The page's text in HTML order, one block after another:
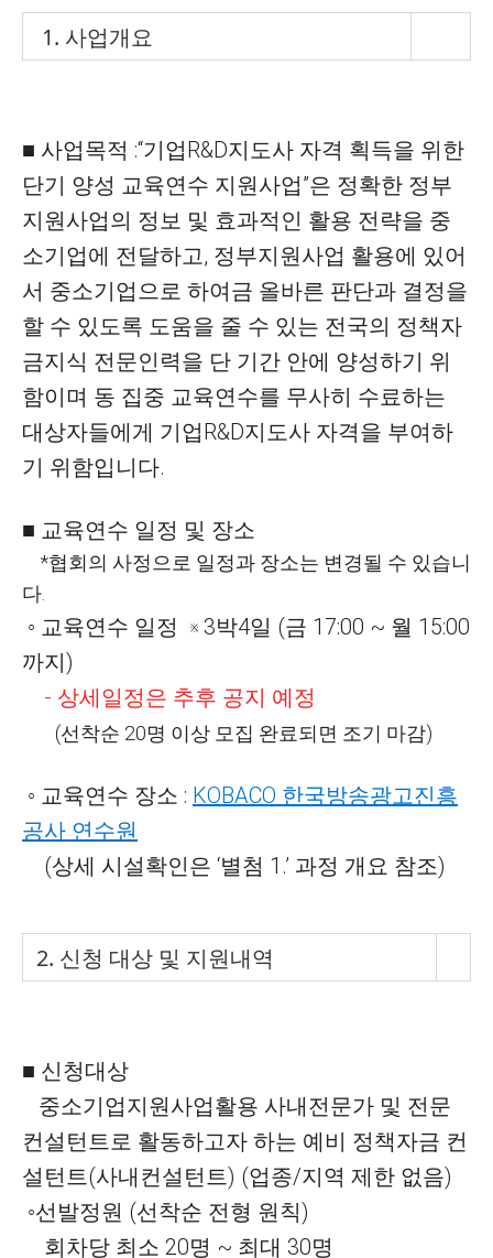
1. 사업개요
■ 사업목적 :“기업R&D지도사 자격 획득을 위한
단기 양성 교육연수 지원사업”은 정확한 정부
지원사업의 정보 및 효과적인 활용 전략을 중
소기업에 전달하고, 정부지원사업 활용에 있어
서 중소기업으로 하여금 올바른 판단과 결정을
할 수 있도록 도움을 줄 수 있는 전국의 정책자
금지식 전문인력을 단 기간 안에 양성하기 위
함이며 동 집중 교육연수를 무사히 수료하는
대상자들에게 기업R&D지도사 자격을 부여하
기 위함입니다.
■ 교육연수 일정 및 장소
*협회의 사정으로 일정과 장소는 변경될 수 있습니
다.
◦ 교육연수 일정 ※ 3박4일 (금 17:00 ~ 월 15:00
까지)
- 상세일정은 추후 공지 예정
(선착순 20명 이상 모집 완료되면 조기 마감)
◦ 교육연수 장소 : KOBACO 한국방송광고진흥
공사 연수원
(상세 시설확인은 ‘별첨 1.’ 과정 개요 참조)
2. 신청 대상 및 지원내역
■ 신청대상
중소기업지원사업활용 사내전문가 및 전문
컨설턴트로 활동하고자 하는 예비 정책자금 컨
설턴트(사내컨설턴트) (업종/지역 제한 없음)
◦선발정원 (선착순 전형 원칙)
회차당 최소 20명 ~ 최대 30명